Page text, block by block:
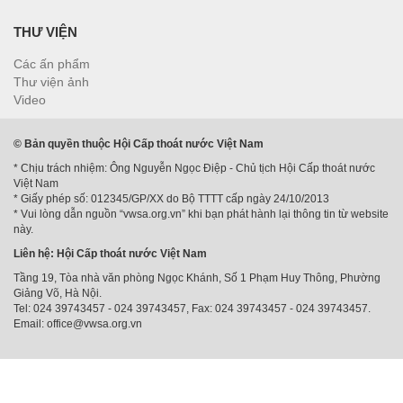
THƯ VIỆN
Các ấn phẩm
Thư viện ảnh
Video
© Bản quyền thuộc Hội Cấp thoát nước Việt Nam
* Chịu trách nhiệm: Ông Nguyễn Ngọc Điệp - Chủ tịch Hội Cấp thoát nước
Việt Nam
* Giấy phép số: 012345/GP/XX do Bộ TTTT cấp ngày 24/10/2013
* Vui lòng dẫn nguồn “vwsa.org.vn” khi bạn phát hành lại thông tin từ website
này.
Liên hệ: Hội Cấp thoát nước Việt Nam
Tầng 19, Tòa nhà văn phòng Ngọc Khánh, Số 1 Phạm Huy Thông, Phường
Giảng Võ, Hà Nội.
Tel: 024 39743457 - 024 39743457, Fax: 024 39743457 - 024 39743457.
Email: office@vwsa.org.vn